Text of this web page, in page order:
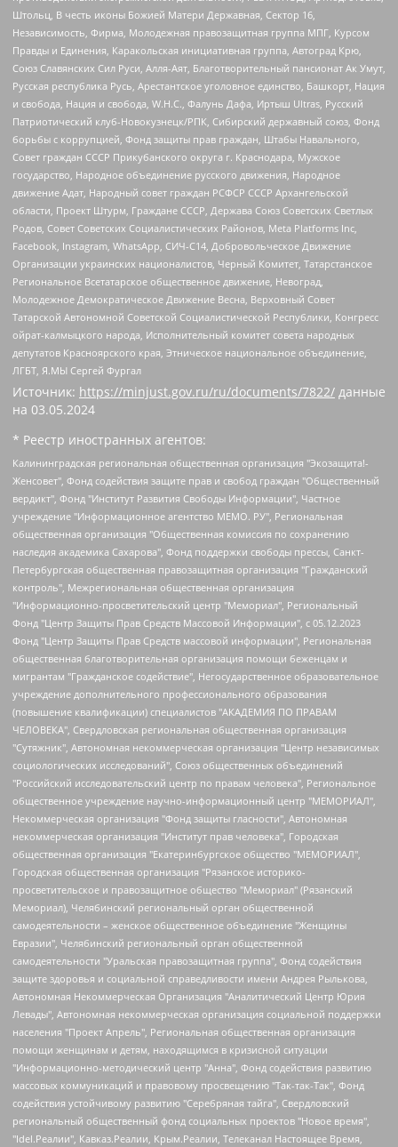
Штольц, В честь иконы Божией Матери Державная, Сектор 16,
Независимость, Фирма, Молодежная правозащитная группа МПГ, Курсом
Правды и Единения, Каракольская инициативная группа, Автоград Крю,
Союз Славянских Сил Руси, Алля-Аят, Благотворительный пансионат Ак Умут,
Русская республика Русь, Арестантское уголовное единство, Башкорт, Нация
и свобода, Нация и свобода, W.H.С., Фалунь Дафа, Иртыш Ultras, Русский
Патриотический клуб-Новокузнецк/РПК, Сибирский державный союз, Фонд
борьбы с коррупцией, Фонд защиты прав граждан, Штабы Навального,
Совет граждан СССР Прикубанского округа г. Краснодара, Мужское
государство, Народное объединение русского движения, Народное
движение Адат, Народный совет граждан РСФСР СССР Архангельской
области, Проект Штурм, Граждане СССР, Держава Союз Советских Светлых
Родов, Совет Советских Социалистических Районов, Meta Platforms Inc,
Facebook, Instagram, WhatsApp, СИЧ-С14, Добровольческое Движение
Организации украинских националистов, Черный Комитет, Татарстанское
Региональное Всетатарское общественное движение, Невоград,
Молодежное Демократическое Движение Весна, Верховный Совет
Татарской Автономной Советской Социалистической Республики, Конгресс
ойрат-калмыцкого народа, Исполнительный комитет совета народных
депутатов Красноярского края, Этническое национальное объединение,
ЛГБТ, Я.МЫ Сергей Фургал
Источник: https://minjust.gov.ru/ru/documents/7822/ данные
на 03.05.2024
* Реестр иностранных агентов:
Калининградская региональная общественная организация "Экозащита!-Женсовет", Фонд содействия защите прав и свобод граждан "Общественный вердикт", Фонд "Институт Развития Свободы Информации", Частное учреждение "Информационное агентство МЕМО. РУ", Региональная общественная организация "Общественная комиссия по сохранению наследия академика Сахарова", Фонд поддержки свободы прессы, Санкт-Петербургская общественная правозащитная организация "Гражданский контроль", Межрегиональная общественная организация "Информационно-просветительский центр "Мемориал", Региональный Фонд "Центр Защиты Прав Средств Массовой Информации", с 05.12.2023 Фонд "Центр Защиты Прав Средств массовой информации", Региональная общественная благотворительная организация помощи беженцам и мигрантам "Гражданское содействие", Негосударственное образовательное учреждение дополнительного профессионального образования (повышение квалификации) специалистов "АКАДЕМИЯ ПО ПРАВАМ ЧЕЛОВЕКА", Свердловская региональная общественная организация "Сутяжник", Автономная некоммерческая организация "Центр независимых социологических исследований", Союз общественных объединений "Российский исследовательский центр по правам человека", Региональное общественное учреждение научно-информационный центр "МЕМОРИАЛ", Некоммерческая организация "Фонд защиты гласности", Автономная некоммерческая организация "Институт прав человека", Городская общественная организация "Екатеринбургское общество "МЕМОРИАЛ", Городская общественная организация "Рязанское историко-просветительское и правозащитное общество "Мемориал" (Рязанский Мемориал), Челябинский региональный орган общественной самодеятельности – женское общественное объединение "Женщины Евразии", Челябинский региональный орган общественной самодеятельности "Уральская правозащитная группа", Фонд содействия защите здоровья и социальной справедливости имени Андрея Рылькова, Автономная Некоммерческая Организация "Аналитический Центр Юрия Левады", Автономная некоммерческая организация социальной поддержки населения "Проект Апрель", Региональная общественная организация помощи женщинам и детям, находящимся в кризисной ситуации "Информационно-методический центр "Анна", Фонд содействия развитию массовых коммуникаций и правовому просвещению "Так-так-Так", Фонд содействия устойчивому развитию "Серебряная тайга", Свердловский региональный общественный фонд социальных проектов "Новое время", "Idel.Реалии", Кавказ.Реалии, Крым.Реалии, Телеканал Настоящее Время, Татаро-башкирская служба Радио Свобода (Azatliq Radiosi), Радио Свободная Европа/Радио Свобода (PCE/PC), "Сибирь.Реалии", "Фактограф", Благотворительный фонд помощи осужденным и их семьям, Автономная некоммерческая организация "Институт глобализации и социальных движений", Фонд "В защиту прав заключенных", Частное учреждение "Центр поддержки и содействия развитию средств массовой информации", Пензенский региональный общественный благотворительный фонд "Гражданский союз", "Север.Реалии", Некоммерческая организация Фонд "Правовая инициатива", Общество с ограниченной ответственностью "Радио Свободная Европа/Радио Свобода", Чешское информационное агентство "MEDIUM-ORIENT", Красноярская региональная общественная организация "Мы против СПИДа", Камалягин Денис Николаевич, Маркелов Сергей Евгеньевич, Пономарев Лев Александрович, Савицкая Людмила Алексеевна, Автономная некоммерческая организация "Центр по работе с проблемой насилия "НАСИЛИЮ.НЕТ", Межрегиональный профессиональный союз работников здравоохранения "Альянс врачей", Юридическое лицо, зарегистрированное в Латвийской Республике, SIA "Medusa Project" (регистрационный номер 40103797863, дата регистрации 10.06.2014), Некоммерческая организация "Фонд по борьбе с коррупцией", Автономная некоммерческая организация "Институт права и публичной политики", Баданин Роман Сергеевич, Гликин Максим Александрович, Железнова Мария Михайловна, Лукьянова Юлия Сергеевна, Маетная Елизавета Витальевна, Маняхин Петр Борисович, Чуракова Ольга Владимировна, Ярош Юлия Петровна, Юридическое лицо "The Insider SIA", зарегистрированное в Риге, Латвийская Республика (дата регистрации 26.06.2015), являющееся администратором доменного имени интернет-издания "The Insider SIA", https://theins.ru, Постернак Алексей Евгеньевич, Рубин Михаил Аркадьевич, Анин Роман Александрович, Юридическое лицо Istories fonds, зарегистрированное в Латвийской Республике (регистрационный номер 50008295751, дата регистрации 24.02.2020), Великовский Дмитрий Александрович, Долинина Ирина Николаевна, Мароховская Алеся Алексеевна, Шлейнов Роман Юрьевич, Шмагун Олеся Валентиновна, Общество с ограниченной ответственностью "Альтаир 2021", Общество с ограниченной ответственностью "Вега 2021", Общество с ограниченной ответственностью "Главный редактор 2021", Общество с ограниченной ответственностью "Ромашки монолит", Важенков Артем Валерьевич, Ивановская областная общественная организация "Центр гендерных исследований", Гурман Юрий Альбертович, Медиапроект "ОВД-Инфо", Егоров Владимир Владимирович, Жилинский Владимир Александрович, Общество с ограниченной ответственностью "ЗП", Иванова София Юрьевна, Карезина Инна Павловна, Кильтау Екатерина Викторовна, Петров Алексей Викторович, Пискунов Сергей Евгеньевич, Смирнов Сергей Сергеевич, Тихонов Михаил Сергеевич, Общество с ограниченной ответственностью "ЖУРНАЛИСТ-ИНОСТРАННЫЙ АГЕНТ", Арапова Галина Юрьевна, Вольтская Татьяна Анатольевна, Американская компания "Mason G.E.S. Anonymous Foundation" (США), являющаяся владельцем интернет-издания https://mnews.world/, Компания "Stichting Bellingcat", зарегистрированная в Нидерландах (дата регистрации 11.07.2018), Захаров Андрей Вячеславович, Клепиковская Екатерина Дмитриевна, Общество с ограниченной ответственностью "МЕМО", Перл Роман Александрович, Симонов Евгений Алексеевич, Соловьева Елена Анатольевна, Сотников Даниил Владимирович, Сурначева Елизавета Дмитриевна, Автономная некоммерческая организация по защите прав человека и информированию населения "Якутия – Наше Мнение", Общество с ограниченной ответственностью "Москоу диджитал медиа", с 26.01.2023 Общество с ограниченной ответственностью "Чайка Белые сады", Ветошкина Валерия Валерьевна, Заговора Максим Александрович, Межрегиональное общественное движение "Российская ЛГБТ - сеть", Оленичев Максим Владимирович, Павлов Иван Юрьевич, Скворцова Елена Сергеевна, Общество с ограниченной ответственностью "Как бы инагент", Кочетков Игорь Викторович, Общество с ограниченной ответственностью "Честные выборы", Еланчик Олег Александрович, Общество с ограниченной ответственностью "Нобелевский призыв", Гималова Регина Эмилевна, Григорьев Андрей Валерьевич, Григорьева Алина Александровна, Ассоциация по содействию защите прав призывников, альтернативнослужащих и военнослужащих "Правозащитная группа "Гражданин.Армия.Право", Хисамова Регина Фаритовна, Автономная некоммерческая организация по реализации социально-правовых программ "Лилит", Дальневосточное общественное движение "Маяк", Санкт-Петербургская ЛГБТ-инициативная группа "Выход", Инициативная группа ЛГБТ+ "Реверс", Алексеев Андрей Викторович, Бекбулатова Таисия Львовна, Беляев Иван Михайлович, Владыкина Елена Сергеевна, Гельман Марат Александрович, Никульшина Вероника Юрьевна, Толоконникова Надежда Андреевна, Шендерович Виктор Анатольевич, Общество с ограниченной ответственностью "Данное сообщение", Общество с ограниченной ответственностью Издательский дом "Новая глава", Айнбиндер Александра Александровна, Московский комьюнити-центр для ЛГБТ+инициатив, Благотворительный фонд развития филантропии, Deutsche Welle (Германия, Kurt-Schumacher-Strasse 3, 53113 Bonn), Борзунова Мария Михайловна, Воробьев Виктор Викторович, Голубева Анна Львовна, Константинова Алла Михайловна, Малкова Ирина Владимировна, Мурадов Мурад Абдулгалимович, Осетинская Елизавета Николаевна, Понасенков Евгений Николаевич, Ганапольский Матвей Юрьевич, Киселев Евгений Алексеевич, Борухович Ирина Григорьевна, Дремин Иван Тимофеевич, Дубровский Дмитрий Викторович, Красноярская региональная общественная организация поддержки и развития альтернативных образовательных технологий и межкультурных коммуникаций "ИНТЕРРА", Маяковская Екатерина Алексеевна, Фейгин Марк Захарович, Филимонов Андрей Викторович, Дзугкоева Регина Николаевна, Доброхотов Роман Александрович, Дудь Юрий Александрович, Елкин Сергей Владимирович, Кругликов Кирилл Игоревич, Сабунаева Мария Леонидовна, Семенов Алексей Владимирович, Шаинян Карен Багратович, Шульман Екатерина Михайловна, Асафьев Артур Валерьевич, Вахштайн Виктор Семенович, Венедиктов Алексей Алексеевич, Лушникова Екатерина Евгеньевна, Волков Леонид Михайлович, Невзоров Александр Глебович, Пархоменко Сергей Борисович, Сироткин Ярослав Николаевич, Кара-Мурза Владимир Владимирович, Баранова Наталья Владимировна, Гозман Леонид Яковлевич, Кагарлицкий Борис Юльевич, Климарев Михаил Валерьевич, Милов Владимир Станиславович, Автономная некоммерческая организация Краснодарский центр современного искусства "Типография", Моргенштерн Алишер Тагирович, Соболь Любовь Эдуардовна, Общество с ограниченной ответственностью "ЛИЗА НОРМ", Каспаров Гарри Кимович, Ходорковский Михаил Борисович, Общество с ограниченной ответственностью "Апрельские тезисы", Данилович Ирина Брониславовна, Кашин Олег Владимирович, Петров Николай Владимирович, Пивоваров Алексей Владимирович, Соколов Михаил Владимирович, Цветкова Юлия Владимировна, Чичваркин Евгений Александрович, Комитет против пыток/Команда против пыток, Общество с ограниченной ответственностью "Первый научный", Общество с ограниченной ответственностью "Вертолет и ко", Белоцерковская Вероника Борисовна, Кац Максим Евгеньевич, Лазарева Татьяна Юрьевна, Шаведдинов Руслан Табризович, Яшин Илья Валерьевич, Общество с ограниченной ответственностью "Иноагент ААВ", Алешковский Дмитрий Петрович, Альбац Евгения Марковна, Быков Дмитрий Львович, Галямина Юлия Евгеньевна, Лойко Сергей Леонидович, Мартынов Кирилл Константинович, Медведев Сергей Александрович, Крашенинников Федор Геннадиевич, Гордеева Катерина Вл